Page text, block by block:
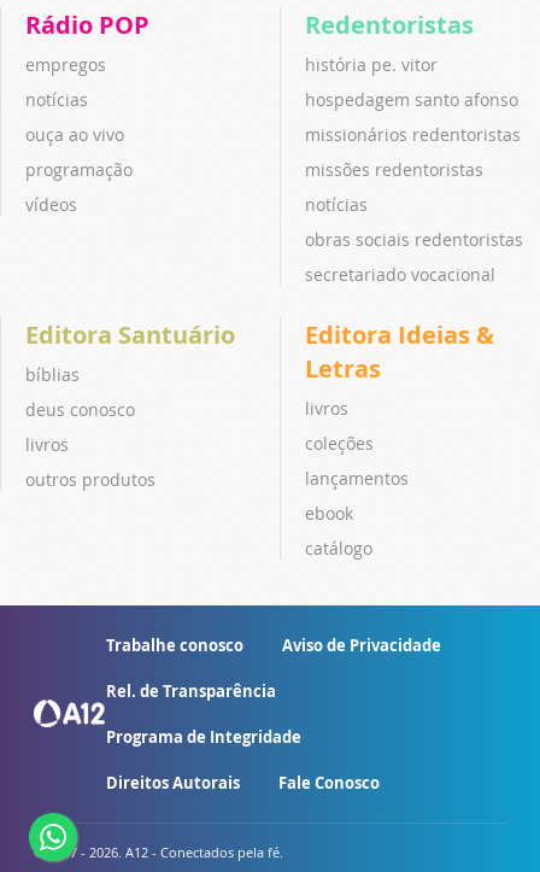
Rádio POP
empregos
notícias
ouça ao vivo
programação
vídeos
Redentoristas
história pe. vitor
hospedagem santo afonso
missionários redentoristas
missões redentoristas
notícias
obras sociais redentoristas
secretariado vocacional
Editora Santuário
bíblias
deus conosco
livros
outros produtos
Editora Ideias &
Letras
livros
coleções
lançamentos
ebook
catálogo
Trabalhe conosco Aviso de Privacidade
Rel. de Transparência
Programa de Integridade
Direitos Autorais Fale Conosco
© 2007 - 2026. A12 - Conectados pela fé.